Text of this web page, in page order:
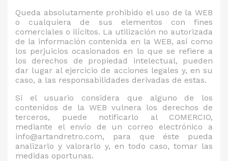
Queda absolutamente prohibido el uso de la WEB
o cualquiera de sus elementos con fines
comerciales o ilícitos. La utilización no autorizada
de la información contenida en la WEB, así como
los perjuicios ocasionados en lo que se refiere a
los derechos de propiedad intelectual, pueden
dar lugar al ejercicio de acciones legales y, en su
caso, a las responsabilidades derivadas de estas.
Si el usuario considera que alguno de los
contenidos de la WEB vulnera los derechos de
terceros, puede notificarlo al COMERCIO,
mediante el envío de un correo electrónico a
info@artandretro.com, para que éste pueda
analizarlo y valorarlo y, en todo caso, tomar las
medidas oportunas.